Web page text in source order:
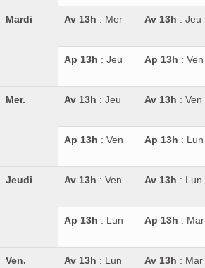
Mardi Av 13h : Mer Av 13h : Jeu
Ap 13h : Jeu Ap 13h : Ven
Mer. Av 13h : Jeu Av 13h : Ven
Ap 13h : Ven Ap 13h : Lun
Jeudi Av 13h : Ven Av 13h : Lun
Ap 13h : Lun Ap 13h : Mar
Ven. Av 13h : Lun Av 13h : Mar